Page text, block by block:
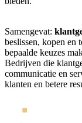
Samengevat:
beslissen, kopen en
bepaalde keuzes
Bedrijven die
communicatie en
klanten en betere